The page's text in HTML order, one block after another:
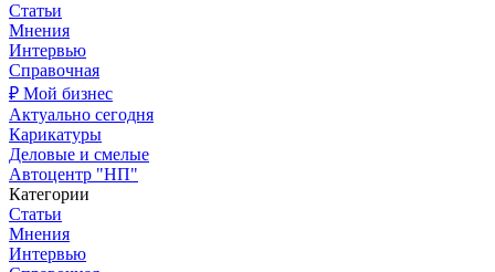
Статьи
Мнения
Интервью
Справочная
₽ Мой бизнес
Актуально сегодня
Карикатуры
Деловые и смелые
Автоцентр "НП"
Категории
Статьи
Мнения
Интервью